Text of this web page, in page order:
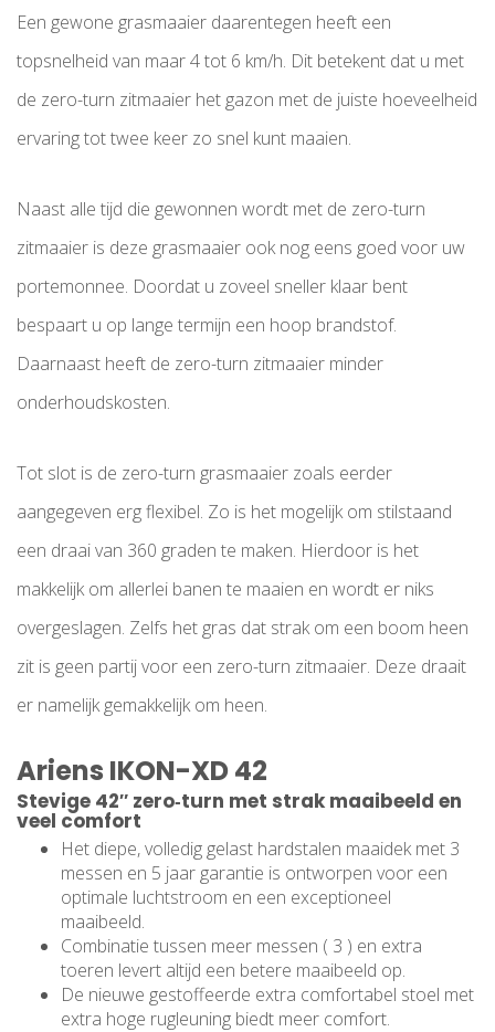
Een gewone grasmaaier daarentegen heeft een
topsnelheid van maar 4 tot 6 km/h. Dit betekent dat u met
de zero-turn zitmaaier het gazon met de juiste hoeveelheid
ervaring tot twee keer zo snel kunt maaien.
Naast alle tijd die gewonnen wordt met de zero-turn
zitmaaier is deze grasmaaier ook nog eens goed voor uw
portemonnee. Doordat u zoveel sneller klaar bent
bespaart u op lange termijn een hoop brandstof.
Daarnaast heeft de zero-turn zitmaaier minder
onderhoudskosten.
Tot slot is de zero-turn grasmaaier zoals eerder
aangegeven erg flexibel. Zo is het mogelijk om stilstaand
een draai van 360 graden te maken. Hierdoor is het
makkelijk om allerlei banen te maaien en wordt er niks
overgeslagen. Zelfs het gras dat strak om een boom heen
zit is geen partij voor een zero-turn zitmaaier. Deze draait
er namelijk gemakkelijk om heen.
Ariens IKON-XD 42
Stevige 42″ zero‑turn met strak maaibeeld en
veel comfort
Het diepe, volledig gelast hardstalen maaidek met 3
messen en 5 jaar garantie is ontworpen voor een
optimale luchtstroom en een exceptioneel
maaibeeld.
Combinatie tussen meer messen ( 3 ) en extra
toeren levert altijd een betere maaibeeld op.
De nieuwe gestoffeerde extra comfortabel stoel met
extra hoge rugleuning biedt meer comfort.